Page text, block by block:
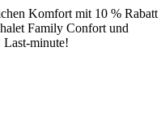
Komfort mit 10 % Rabatt
Family Confort und
minute!